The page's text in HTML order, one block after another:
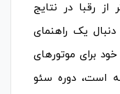
رقبا در نتایج
یک راهنمای
برای موتورهای
است، دوره سئو